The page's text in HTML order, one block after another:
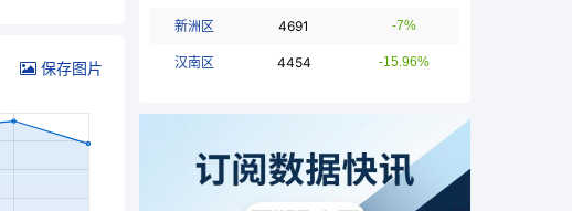
保存图片
新洲区 4691 -7%
汉南区 4454 -15.96%